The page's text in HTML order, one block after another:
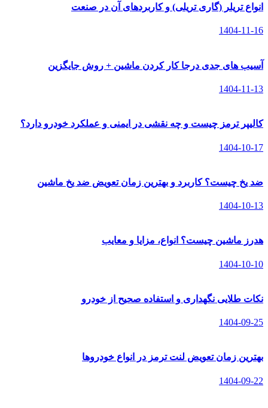
انواع تریلر (گاری تریلی) و کاربردهای آن در صنعت
1404-11-16
آسیب های جدی درجا کار کردن ماشین + روش جایگزین
1404-11-13
کالیپر ترمز چیست و چه نقشی در ایمنی و عملکرد خودرو دارد؟
1404-10-17
ضد یخ چیست؟ کاربرد و بهترین زمان تعویض ضد یخ ماشین
1404-10-13
هدرز ماشین چیست؟ انواع، مزایا و معایب
1404-10-10
نکات طلایی نگهداری و استفاده صحیح از خودرو
1404-09-25
بهترین زمان تعویض لنت ترمز در انواع خودروها
1404-09-22